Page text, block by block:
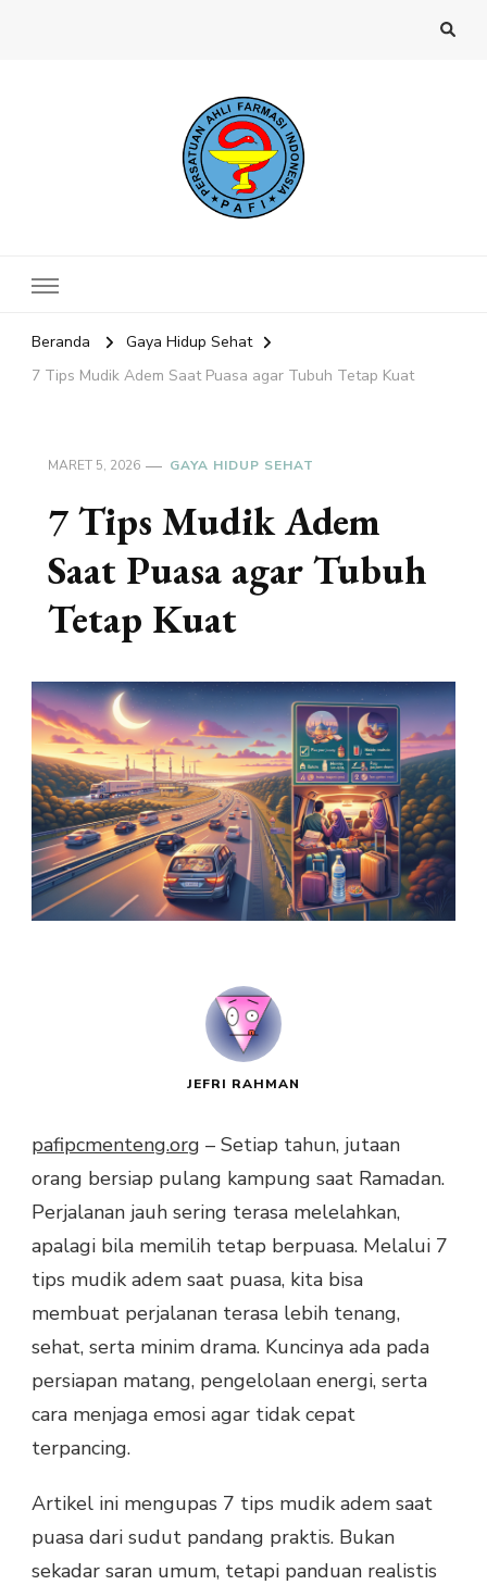
Beranda
Gaya Hidup Sehat
7 Tips Mudik Adem Saat Puasa agar Tubuh Tetap Kuat
MARET 5, 2026 GAYA HIDUP SEHAT
7 Tips Mudik Adem
Saat Puasa agar Tubuh
Tetap Kuat
JEFRI RAHMAN
pafipcmenteng.org – Setiap tahun, jutaan
orang bersiap pulang kampung saat Ramadan.
Perjalanan jauh sering terasa melelahkan,
apalagi bila memilih tetap berpuasa. Melalui 7
tips mudik adem saat puasa, kita bisa
membuat perjalanan terasa lebih tenang,
sehat, serta minim drama. Kuncinya ada pada
persiapan matang, pengelolaan energi, serta
cara menjaga emosi agar tidak cepat
terpancing.
Artikel ini mengupas 7 tips mudik adem saat
puasa dari sudut pandang praktis. Bukan
sekadar saran umum, tetapi panduan realistis